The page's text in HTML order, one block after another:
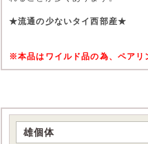
★流通の少ないタイ西部産★
※本品はワイルド品の為、ペアリ
雄個体